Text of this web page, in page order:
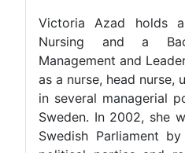
Victoria Azad
Nursing and a
Management and
as a nurse, head
in several
Sweden. In 2002,
Swedish